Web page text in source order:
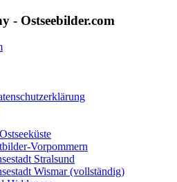
- Ostseebilder.com
Vorpommern
Stralsund
Wismar (vollständig)